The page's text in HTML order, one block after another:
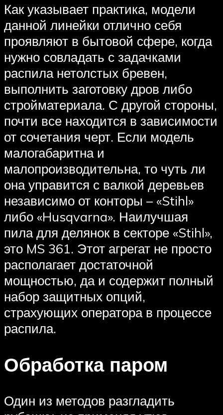
Как указывает практика, модели
данной линейки отлично себя
проявляют в бытовой сфере, когда
нужно совладать с задачками
распила нетолстых бревен,
выполнить заготовку дров либо
стройматериала. С другой стороны,
почти все находится в зависимости
от сочетания черт. Если модель
малогабаритна и
малопроизводительна, то чуть ли
она управится с валкой деревьев
независимо от конторы – «Stihl»
либо «Husqvarna». Наилучшая
пила для делянок в секторе «Stihl»,
это MS 361. Этот агрегат не просто
располагает достаточной
мощностью, да и содержит полный
набор защитных опций,
страхующих оператора в процессе
распила.
Обработка паром
Один из методов разгладить